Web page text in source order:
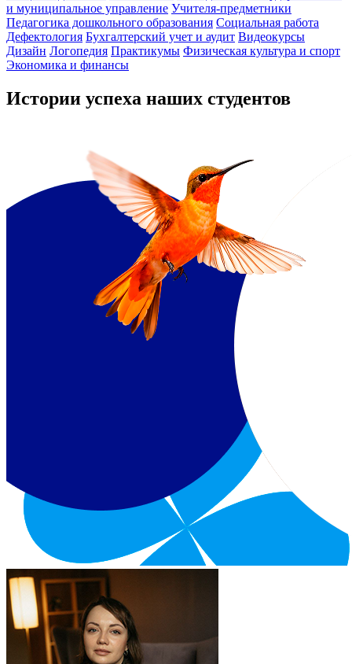
и муниципальное управление Учителя-предметники
Педагогика дошкольного образования Социальная работа
Дефектология Бухгалтерский учет и аудит Видеокурсы
Дизайн Логопедия Практикумы Физическая культура и спорт
Экономика и финансы
Истории успеха наших студентов